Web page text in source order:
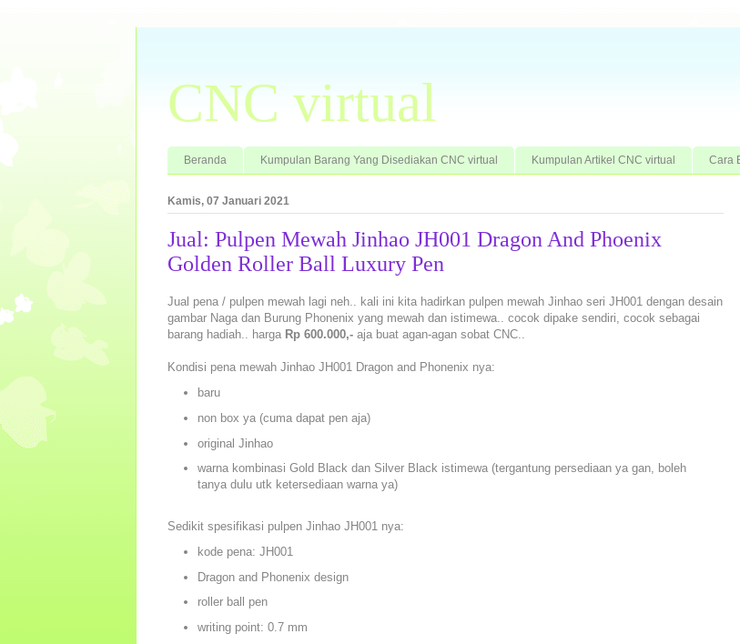
CNC virtual
Beranda Kumpulan Barang Yang Disediakan CNC virtual Kumpulan Artikel CNC virtual Cara
Kamis, 07 Januari 2021
Jual: Pulpen Mewah Jinhao JH001 Dragon And Phoenix
Golden Roller Ball Luxury Pen
Jual pena / pulpen mewah lagi neh.. kali ini kita hadirkan pulpen mewah Jinhao seri JH001 dengan desain
gambar Naga dan Burung Phonenix yang mewah dan istimewa.. cocok dipake sendiri, cocok sebagai
barang hadiah.. harga Rp 600.000,- aja buat agan-agan sobat CNC..
Kondisi pena mewah Jinhao JH001 Dragon and Phonenix nya:
baru
non box ya (cuma dapat pen aja)
original Jinhao
warna kombinasi Gold Black dan Silver Black istimewa (tergantung persediaan ya gan, boleh
tanya dulu utk ketersediaan warna ya)
Sedikit spesifikasi pulpen Jinhao JH001 nya:
kode pena: JH001
Dragon and Phonenix design
roller ball pen
writing point: 0.7 mm